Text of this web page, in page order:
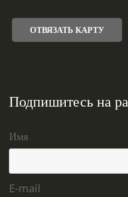
ОТВЯЗАТЬ КАРТУ
Подпишитесь на
Имя
E-mail